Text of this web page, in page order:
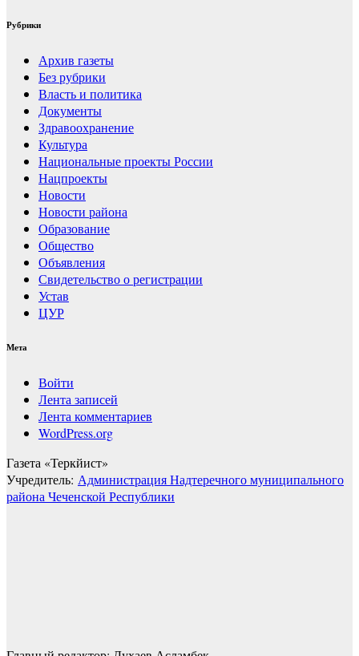
Рубрики
Архив газеты
Без рубрики
Власть и политика
Документы
Здравоохранение
Культура
Национальные проекты России
Нацпроекты
Новости
Новости района
Образование
Общество
Объявления
Свидетельство о регистрации
Устав
ЦУР
Мета
Войти
Лента записей
Лента комментариев
WordPress.org
Газета «Теркйист»
Учредитель: Администрация Надтеречного муниципального
района Чеченской Республики